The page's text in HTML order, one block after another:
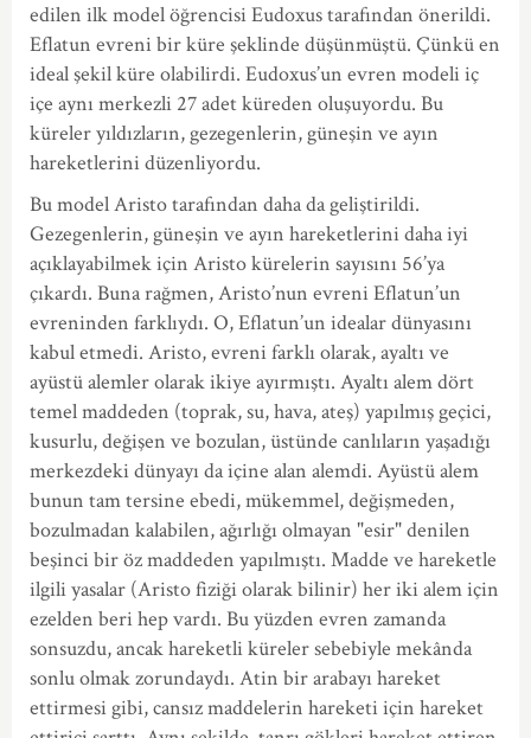
edilen ilk model öğrencisi Eudoxus tarafından önerildi.
Eflatun evreni bir küre şeklinde düşünmüştü. Çünkü en
ideal şekil küre olabilirdi. Eudoxus’un evren modeli iç
içe aynı merkezli 27 adet küreden oluşuyordu. Bu
küreler yıldızların, gezegenlerin, güneşin ve ayın
hareketlerini düzenliyordu.
Bu model Aristo tarafından daha da geliştirildi.
Gezegenlerin, güneşin ve ayın hareketlerini daha iyi
açıklayabilmek için Aristo kürelerin sayısını 56’ya
çıkardı. Buna rağmen, Aristo’nun evreni Eflatun’un
evreninden farklıydı. O, Eflatun’un idealar dünyasını
kabul etmedi. Aristo, evreni farklı olarak, ayaltı ve
ayüstü alemler olarak ikiye ayırmıştı. Ayaltı alem dört
temel maddeden (toprak, su, hava, ateş) yapılmış geçici,
kusurlu, değişen ve bozulan, üstünde canlıların yaşadığı
merkezdeki dünyayı da içine alan alemdi. Ayüstü alem
bunun tam tersine ebedi, mükemmel, değişmeden,
bozulmadan kalabilen, ağırlığı olmayan "esir" denilen
beşinci bir öz maddeden yapılmıştı. Madde ve hareketle
ilgili yasalar (Aristo fiziği olarak bilinir) her iki alem için
ezelden beri hep vardı. Bu yüzden evren zamanda
sonsuzdu, ancak hareketli küreler sebebiyle mekânda
sonlu olmak zorundaydı. Atin bir arabayı hareket
ettirmesi gibi, cansız maddelerin hareketi için hareket